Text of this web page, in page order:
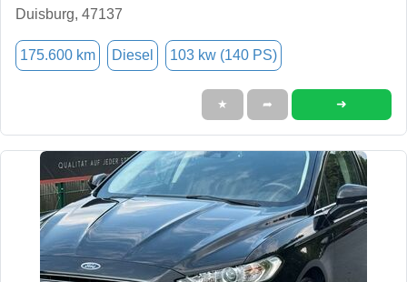
Duisburg, 47137
175.600 km Diesel 103 kw (140 PS)
★ ➦ ➜